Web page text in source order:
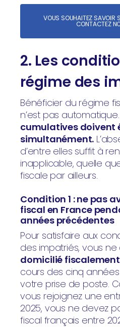
VOUS SOUHAITEZ SAVOIR
CONTACTEZ
2. Les
régime des
Bénéficier du régime
n’est pas automatique.
cumulatives doivent
simultanément.
d’entre elles suffit à
inapplicable, quelle
fiscale par ailleurs.
Condition 1 : ne pas
fiscal en France
années précédentes
Pour satisfaire aux
des impatriés, vous
domicilié
cours des cinq
votre prise de poste.
vous rejoignez une
2025, vous ne devez
fiscal français entre